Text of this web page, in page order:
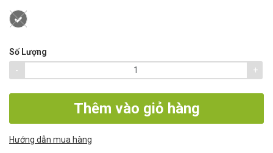
Số Lượng
-
+
Thêm vào giỏ hàng
Hướng dẫn mua hàng